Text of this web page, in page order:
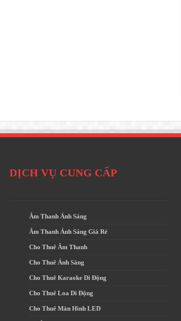
DỊCH VỤ CUNG CẤP
Âm Thanh Ánh Sáng
Âm Thanh Ánh Sáng Giá Rẻ
Cho Thuê Âm Thanh
Cho Thuê Ánh Sáng
Cho Thuê Karaoke Di Động
Cho Thuê Loa Di Động
Cho Thuê Màn Hình LED